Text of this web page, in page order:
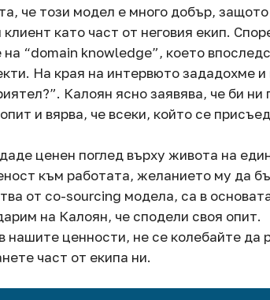
че този модел е много добър,
като част от неговия екип.
“domain knowledge”, което
На края на интервюто зададохме и
Калоян ясно заявява, че би
и вярва, че всеки, който се
ценен поглед върху живота на
към работата, желанието му да
от co-sourcing модела, са в
на Калоян, че сподели своя опит.
нашите ценности, не се колебайте да
част от екипа ни.